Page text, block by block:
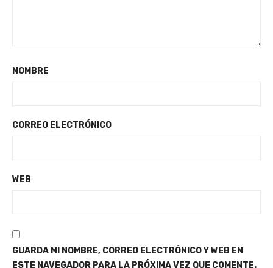
NOMBRE
CORREO ELECTRÓNICO
WEB
GUARDA MI NOMBRE, CORREO ELECTRÓNICO Y WEB EN
ESTE NAVEGADOR PARA LA PRÓXIMA VEZ QUE COMENTE.